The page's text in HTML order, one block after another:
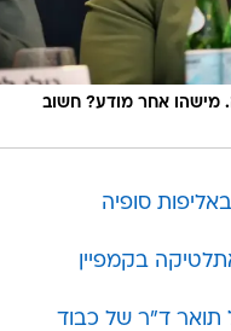
מישהו אחר מודע? חשוב
סופיה
בקמפיין
תואר ד"ר של כבוד